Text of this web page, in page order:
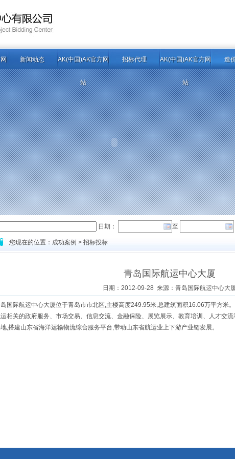
新闻动态 AK(中国)AK官方网
站
招标代理 AK(中国)AK官方网
站
造
日期： 至
您现在的位置：成功案例 > 招标投标
青岛国际航运中心大厦
日期：2012-09-28 来源：青岛国际航运中心大
国际航运中心大厦位于青岛市市北区,主楼高度249.95米,总建筑面积16.06万平方米
相关的政府服务、市场交易、信息交流、金融保险、展览展示、教育培训、人才交
,搭建山东省海洋运输物流综合服务平台,带动山东省航运业上下游产业链发展。